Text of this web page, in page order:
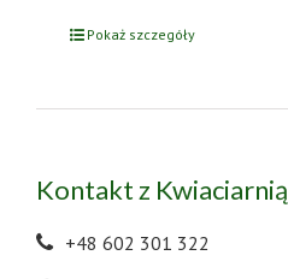
Pokaż szczegóły
Kontakt z Kwiaciarnią
+48 602 301 322